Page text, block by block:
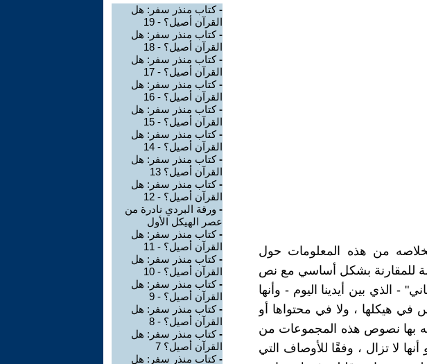
من هذه المعلومات حول
للمقارنة بشكل أساسي مع نص
- الذي بين أيدينا اليوم - وأنها
هيكلها ، ولا في محتواها أو
بها نصوص هذه المجموعات من
لا تزال ، وفقًا للأوصاف التي
-كتاب منذر سفر: هل
القرآن أصيل؟ - 19
-كتاب منذر سفر: هل
القرآن أصيل؟ - 18
-كتاب منذر سفر: هل
القرآن أصيل؟ - 17
-كتاب منذر سفر: هل
القرآن أصيل؟ - 16
-كتاب منذر سفر: هل
القرآن أصيل؟ - 15
-كتاب منذر سفر: هل
القرآن أصيل؟ - 14
-كتاب منذر سفر: هل
القرآن أصيل؟ 13
-كتاب منذر سفر: هل
القرآن أصيل؟ - 12
- ورقة البردي نادرة من
عصر الهيكل الأول
-كتاب منذر سفر: هل
القرآن أصيل؟ - 11
-كتاب منذر سفر: هل
القرآن أصيل؟ - 10
-كتاب منذر سفر: هل
القرآن أصيل؟ - 9
-كتاب منذر سفر: هل
القرآن أصيل؟ - 8
-كتاب منذر سفر: هل
القرآن أصيل؟ 7
-كتاب منذر سفر: هل